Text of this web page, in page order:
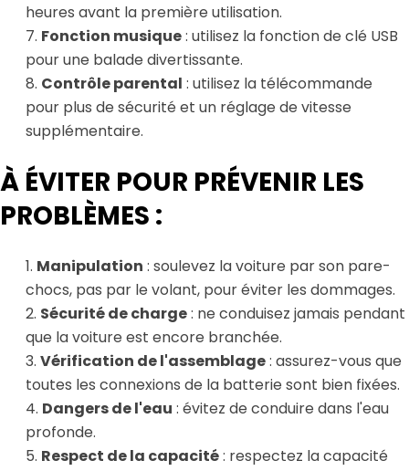
heures avant la première utilisation.
Fonction musique: utilisez la fonction de clé USB
pour une balade divertissante.
Contrôle parental : utilisez la télécommande
pour plus de sécurité et un réglage de vitesse
supplémentaire.
À ÉVITER POUR PRÉVENIR LES
PROBLÈMES :
Manipulation : soulevez la voiture par son pare-
chocs, pas par le volant, pour éviter les dommages.
Sécurité de charge: ne conduisez jamais pendant
que la voiture est encore branchée.
Vérification de l'assemblage: assurez-vous que
toutes les connexions de la batterie sont bien fixées.
Dangers de l'eau : évitez de conduire dans l'eau
profonde.
Respect de la capacité: respectez la capacité